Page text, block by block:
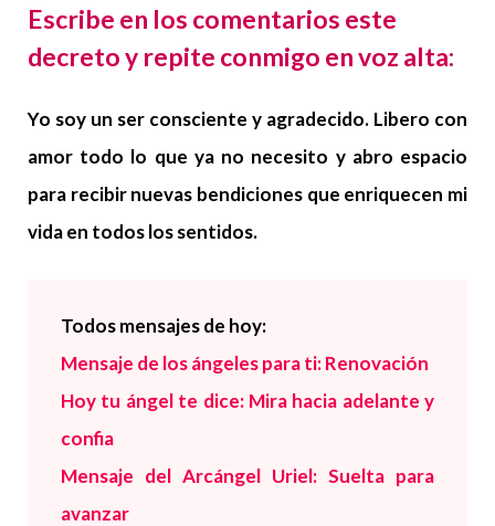
Escribe en los comentarios este
decreto y repite conmigo en voz alta:
Yo soy un ser consciente y agradecido. Libero con
amor todo lo que ya no necesito y abro espacio
para recibir nuevas bendiciones que enriquecen mi
vida en todos los sentidos.
Todosmensajes de hoy:
Mensaje de los ángeles para ti: Renovación
Hoy tu ángel te dice: Mira hacia adelante y
confia
Mensaje del Arcángel Uriel: Suelta para
avanzar